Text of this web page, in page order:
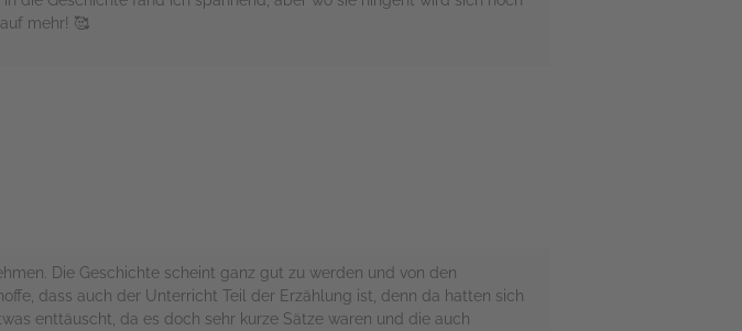
mehr! 🥰
Die Geschichte scheint ganz gut zu werden und von den
dass auch der Unterricht Teil der Erzählung ist, denn da hatten sich
enttäuscht, da es doch sehr kurze Sätze waren und die auch